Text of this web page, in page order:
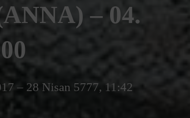
– 04.
– 28 Nisan 5777, 11:42